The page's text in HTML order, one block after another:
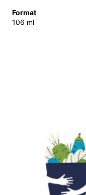
Format
106 ml